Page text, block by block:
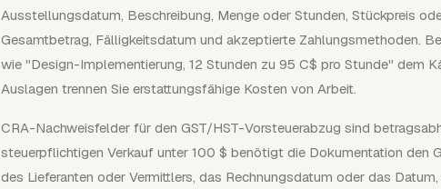
Ausstellungsdatum, Beschreibung, Menge oder Stunden, Stückpreis
Gesamtbetrag, Fälligkeitsdatum und akzeptierte Zahlungsmethoden.
wie "Design-Implementierung, 12 Stunden zu 95 C$ pro Stunde" dem
Auslagen trennen Sie erstattungsfähige Kosten von Arbeit.
CRA-Nachweisfelder für den GST/HST-Vorsteuerabzug sind
steuerpflichtigen Verkauf unter 100 $ benötigt die Dokumentation den
des Lieferanten oder Vermittlers, das Rechnungsdatum oder das